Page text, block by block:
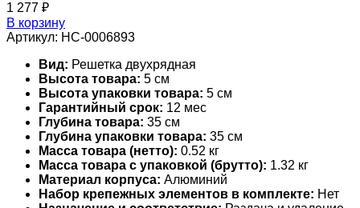
1 277 ₽
В корзину
Артикул: НС-0006893
Вид: Решетка двухрядная
Высота товара: 5 см
Высота упаковки товара: 5 см
Гарантийный срок: 12 мес
Глубина товара: 35 см
Глубина упаковки товара: 35 см
Масса товара (нетто): 0.52 кг
Масса товара с упаковкой (брутто): 1.32 кг
Материал корпуса: Алюминий
Набор крепежных элементов в комплекте: Нет